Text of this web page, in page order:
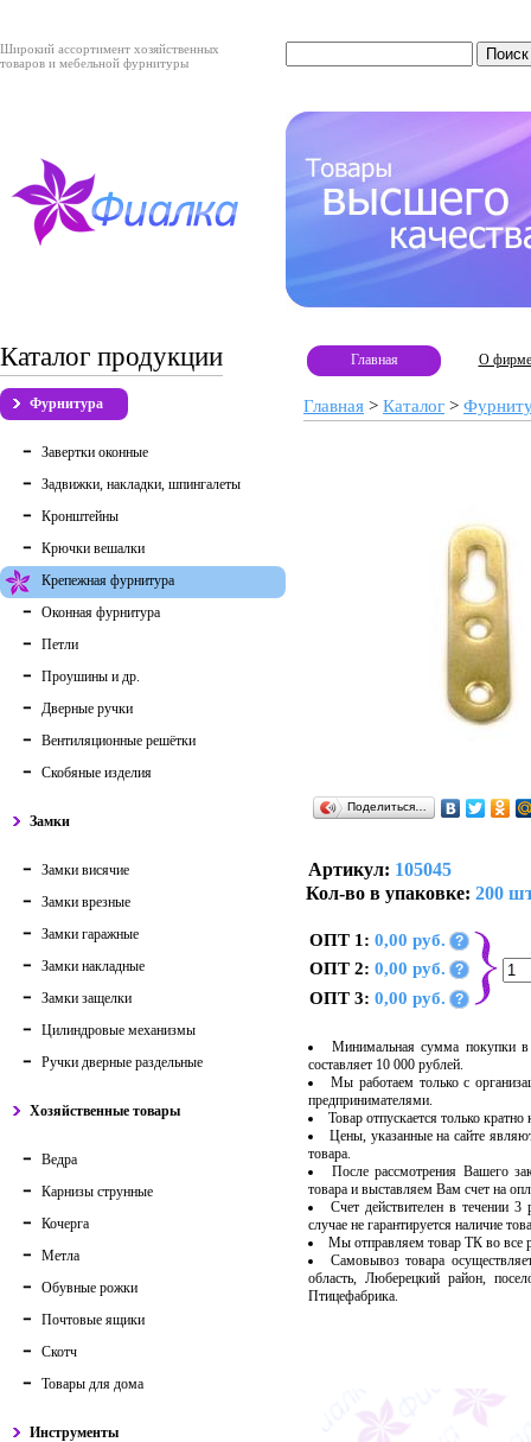
Широкий ассортимент хозяйственных
товаров и мебельной фурнитуры
Каталог продукции
Фурнитура
Завертки оконные
Задвижки, накладки, шпингалеты
Кронштейны
Крючки вешалки
Крепежная фурнитура
Оконная фурнитура
Петли
Проушины и др.
Дверные ручки
Вентиляционные решётки
Скобяные изделия
Замки
Замки висячие
Замки врезные
Замки гаражные
Замки накладные
Замки защелки
Цилиндровые механизмы
Ручки дверные раздельные
Хозяйственные товары
Ведра
Карнизы струнные
Кочерга
Метла
Обувные рожки
Почтовые ящики
Скотч
Товары для дома
Инструменты
Главная О фирме
Главная > Каталог >
Поделиться…
Артикул: 105045
Кол-во в упаковке: 200
ОПТ 1: 0,00 руб. ?
ОПТ 2: 0,00 руб. ?
ОПТ 3: 0,00 руб. ?
Минимальная сумма покупки в
составляет 10 000 рублей.
Мы работаем только с
предпринимателями.
Товар отпускается только
Цены, указанные на сайте
товара.
После рассмотрения Вашего
товара и выставляем Вам счет на
Счет действителен в течении
случае не гарантируется наличие
Мы отправляем товар ТК во
Самовывоз товара
область, Люберецкий район,
Птицефабрика.